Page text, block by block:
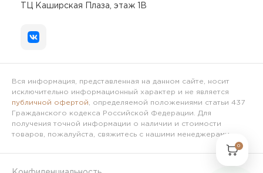
ТЦ Каширская Плаза, этаж 1В
Вся информация, представленная на данном сайте, носит
исключительно информационный характер и не является
публичной офертой , определяемой положениями статьи 437
Гражданского кодекса Российской Федерации. Для
получения точной информации о наличии и стоимости
товаров, пожалуйста, свяжитесь с нашими менеджерами.
0